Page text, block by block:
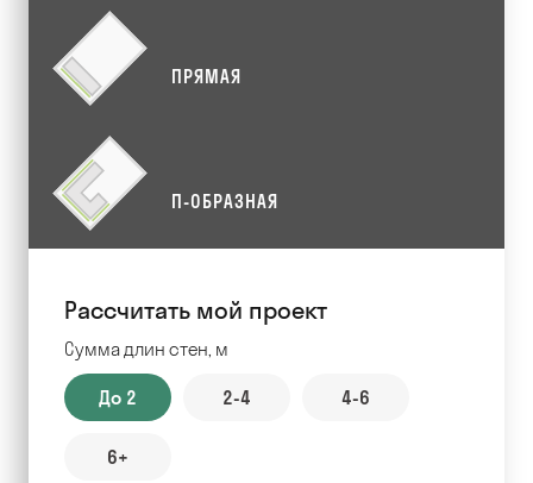
ПРЯМАЯ
П-ОБРАЗНАЯ
Рассчитать мой проект
Сумма длин стен, м
До 2 2-4 4-6
6+